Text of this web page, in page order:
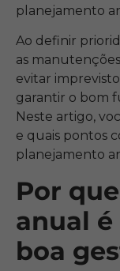
planejamento
Ao definir
as
evitar
garantir o bom
Neste artigo,
e quais pontos
planejamento
Por
anual é
boa